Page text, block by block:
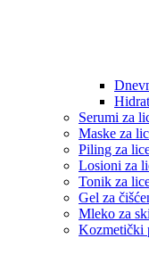
Serumi za
Maske za
Piling za
Losioni za
Tonik za
Gel za
Mleko za
Kozmetički